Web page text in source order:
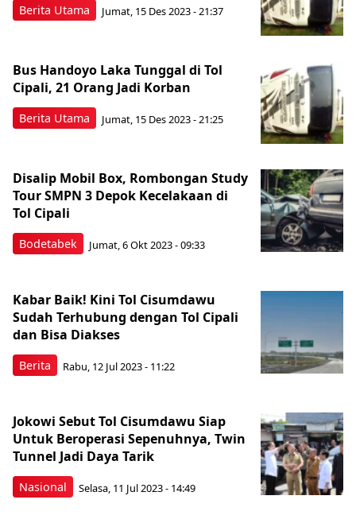
Berita Utama Jumat, 15 Des 2023 - 21:37
Berita Utama
Bus Handoyo Laka Tunggal di Tol
Cipali, 21 Orang Jadi Korban
Jumat, 15 Des 2023 - 21:25
Bodetabek
Disalip Mobil Box, Rombongan Study
Tour SMPN 3 Depok Kecelakaan di
Tol Cipali
Jumat, 6 Okt 2023 - 09:33
Berita
Kabar Baik! Kini Tol Cisumdawu
Sudah Terhubung dengan Tol Cipali
dan Bisa Diakses
Rabu, 12 Jul 2023 - 11:22
Nasional
Jokowi Sebut Tol Cisumdawu Siap
Untuk Beroperasi Sepenuhnya, Twin
Tunnel Jadi Daya Tarik
Selasa, 11 Jul 2023 - 14:49